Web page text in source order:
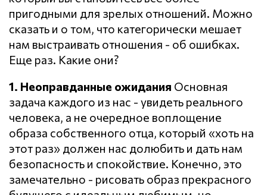
пригодными для зрелых отношений. Можно
сказать и о том, что категорически мешает
нам выстраивать отношения - об ошибках.
Еще раз. Какие они?
1. Неоправданные ожидания Основная
задача каждого из нас - увидеть реального
человека, а не очередное воплощение
образа собственного отца, который «хоть на
этот раз» должен нас долюбить и дать нам
безопасность и спокойствие. Конечно, это
замечательно - рисовать образ прекрасного